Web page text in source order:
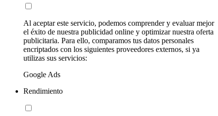
Al aceptar este servicio, podemos comprender y evaluar mejor
el éxito de nuestra publicidad online y optimizar nuestra oferta
publicitaria. Para ello, comparamos tus datos personales
encriptados con los siguientes proveedores externos, si ya
utilizas sus servicios:
Google Ads
Rendimiento